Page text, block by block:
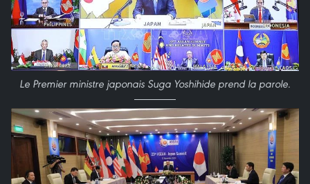
Le Premier ministre japonais Suga Yoshihide prend la parole.